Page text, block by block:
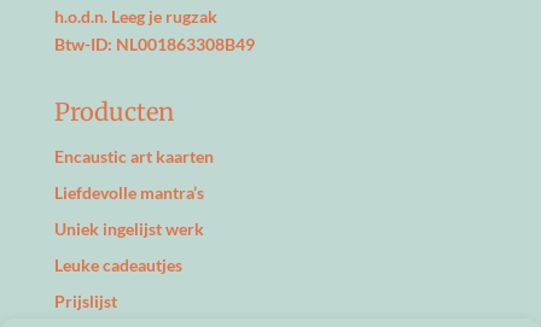
h.o.d.n. Leeg je rugzak
Btw-ID: NL001863308B49
Producten
Encaustic art kaarten
Liefdevolle mantra’s
Uniek ingelijst werk
Leuke cadeautjes
Prijslijst